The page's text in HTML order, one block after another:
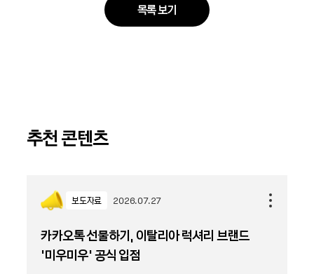
목록 보기
추천 콘텐츠
보도자료 2026.07.27
카카오톡 선물하기, 이탈리아 럭셔리 브랜드
'미우미우' 공식 입점